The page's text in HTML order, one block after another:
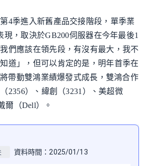
4季進入新舊產品交接階段，單季業
現，取決於GB200伺服器在今年最後1
們應該在領先段，有沒有最大，我不
道」，但可以肯定的是，明年首季在
帶動雙鴻業績爆發式成長，雙鴻合作
2356）、緯創（3231）、美超微
爾（Dell）。